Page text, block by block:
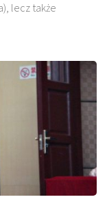
lecz także